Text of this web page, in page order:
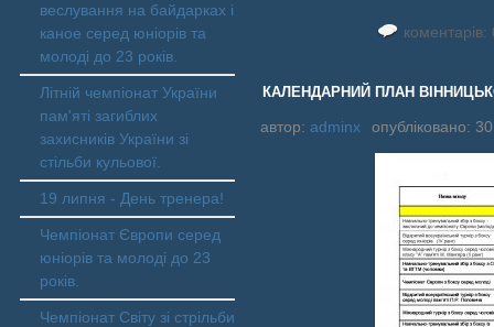
веслування на байдарках і
каное серед юніорів та
молоді до 23 років.
Літній чемпіонат України
пам'яті загиблих
захисників України зі
стільби кульової.
19 липня - День тренера!
Чемпіонат Європи серед
юніорів та молоді до 23
років.
Чемпіонат Світу зі стрільби
коментарів:
КАЛЕНДАРНИЙ ПЛАН
автор: adminx опубліковано: